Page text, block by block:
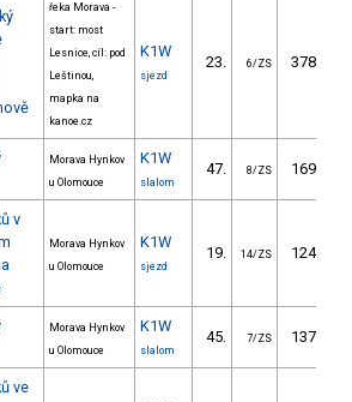
řeka Morava -
start: most
Lesnice, cíl: pod
Leštinou,
mapka na
kanoe.cz
K1W
sjezd
23. 6/ZS 378.28
Morava Hynkov
u Olomouce
K1W
slalom
47. 8/ZS 169.10
v
Morava Hynkov
u Olomouce
K1W
sjezd
19. 14/ZS 124.40
Morava Hynkov
u Olomouce
K1W
slalom
45. 7/ZS 137.40
ve